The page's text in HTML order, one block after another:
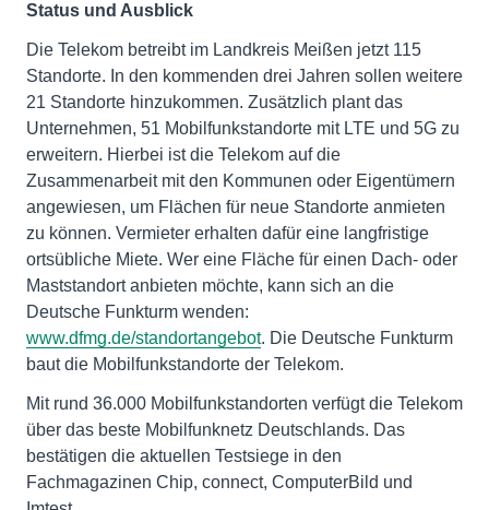
Status und Ausblick
Die Telekom betreibt im Landkreis Meißen jetzt 115
Standorte. In den kommenden drei Jahren sollen weitere
21 Standorte hinzukommen. Zusätzlich plant das
Unternehmen, 51 Mobilfunkstandorte mit LTE und 5G zu
erweitern. Hierbei ist die Telekom auf die
Zusammenarbeit mit den Kommunen oder Eigentümern
angewiesen, um Flächen für neue Standorte anmieten
zu können. Vermieter erhalten dafür eine langfristige
ortsübliche Miete. Wer eine Fläche für einen Dach- oder
Maststandort anbieten möchte, kann sich an die
Deutsche Funkturm wenden:
www.dfmg.de/standortangebot. Die Deutsche Funkturm
baut die Mobilfunkstandorte der Telekom.
Mit rund 36.000 Mobilfunkstandorten verfügt die Telekom
über das beste Mobilfunknetz Deutschlands. Das
bestätigen die aktuellen Testsiege in den
Fachmagazinen Chip, connect, ComputerBild und